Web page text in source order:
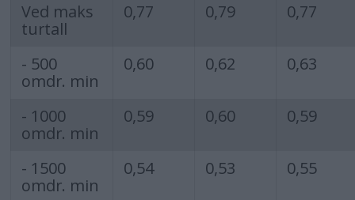
Ved maks
turtall
0,77 0,79 0,77
- 500
omdr. min
0,60 0,62 0,63
- 1000
omdr. min
0,59 0,60 0,59
- 1500
omdr. min
0,54 0,53 0,55